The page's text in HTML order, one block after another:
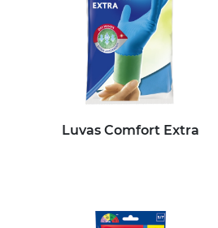
Luvas Comfort Extra